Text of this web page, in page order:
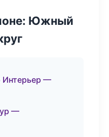
Южный
Интерьер —
—